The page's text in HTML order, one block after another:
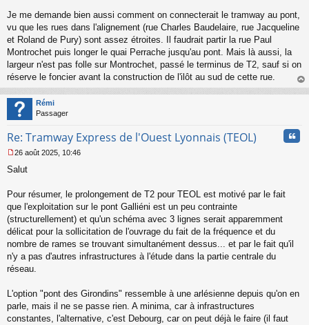
o
n
u
Je me demande bien aussi comment on connecterait le tramway au pont,
vu que les rues dans l'alignement (rue Charles Baudelaire, rue Jacqueline
et Roland de Pury) sont assez étroites. Il faudrait partir la rue Paul
Montrochet puis longer le quai Perrache jusqu'au pont. Mais là aussi, la
largeur n'est pas folle sur Montrochet, passé le terminus de T2, sauf si on
réserve le foncier avant la construction de l'ilôt au sud de cette rue.
au
Rémi
Passager
Re: Tramway Express de l'Ouest Lyonnais (TEOL)
e
s
g
e
n
o
n
l
u
26 août 2025, 10:46
Salut
Pour résumer, le prolongement de T2 pour TEOL est motivé par le fait
que l'exploitation sur le pont Galliéni est un peu contrainte
(structurellement) et qu'un schéma avec 3 lignes serait apparemment
délicat pour la sollicitation de l'ouvrage du fait de la fréquence et du
nombre de rames se trouvant simultanément dessus... et par le fait qu'il
n'y a pas d'autres infrastructures à l'étude dans la partie centrale du
réseau.
L'option "pont des Girondins" ressemble à une arlésienne depuis qu'on en
parle, mais il ne se passe rien. A minima, car à infrastructures
constantes, l'alternative, c'est Debourg, car on peut déjà le faire (il faut